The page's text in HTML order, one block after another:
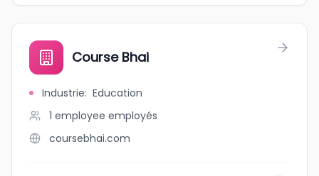
Course Bhai
Industrie: Education
1 employee employés
coursebhai.com